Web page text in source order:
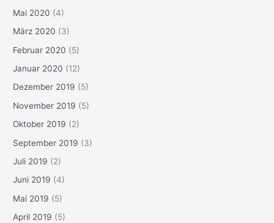
Mai 2020 (4)
März 2020 (3)
Februar 2020 (5)
Januar 2020 (12)
Dezember 2019 (5)
November 2019 (5)
Oktober 2019 (2)
September 2019 (3)
Juli 2019 (2)
Juni 2019 (4)
Mai 2019 (5)
April 2019 (5)